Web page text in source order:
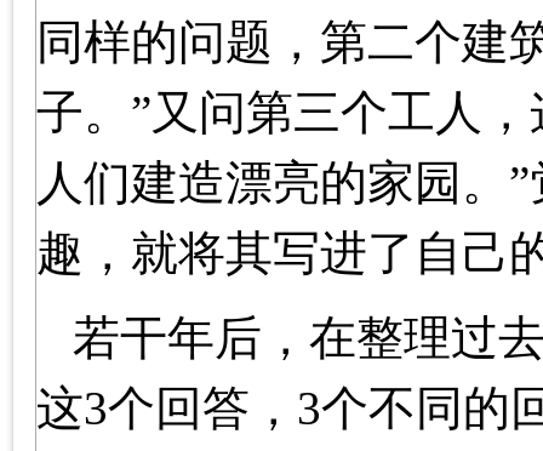
同样的问题，第二个建
子。”又问第三个工人
人们建造漂亮的家园。
趣，就将其写进了自己
若干年后，在整理过
这3个回答，3个不同的